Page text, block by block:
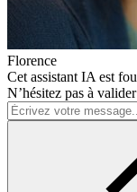
Florence
Cet assistant IA est
N’hésitez pas à